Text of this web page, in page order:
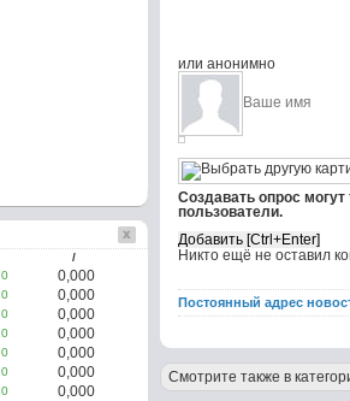
или анонимно
Создавать опрос
пользователи.
Никто ещё не оставил
Постоянный адрес
Смотрите также в
/
0
0,000
0
0,000
0
0,000
0
0,000
0
0,000
0
0,000
0
0,000